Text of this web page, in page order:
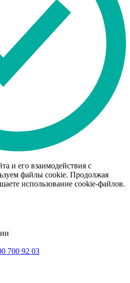
и его взаимодействия с
файлы cookie. Продолжая
использование cookie-файлов.
700 92 03